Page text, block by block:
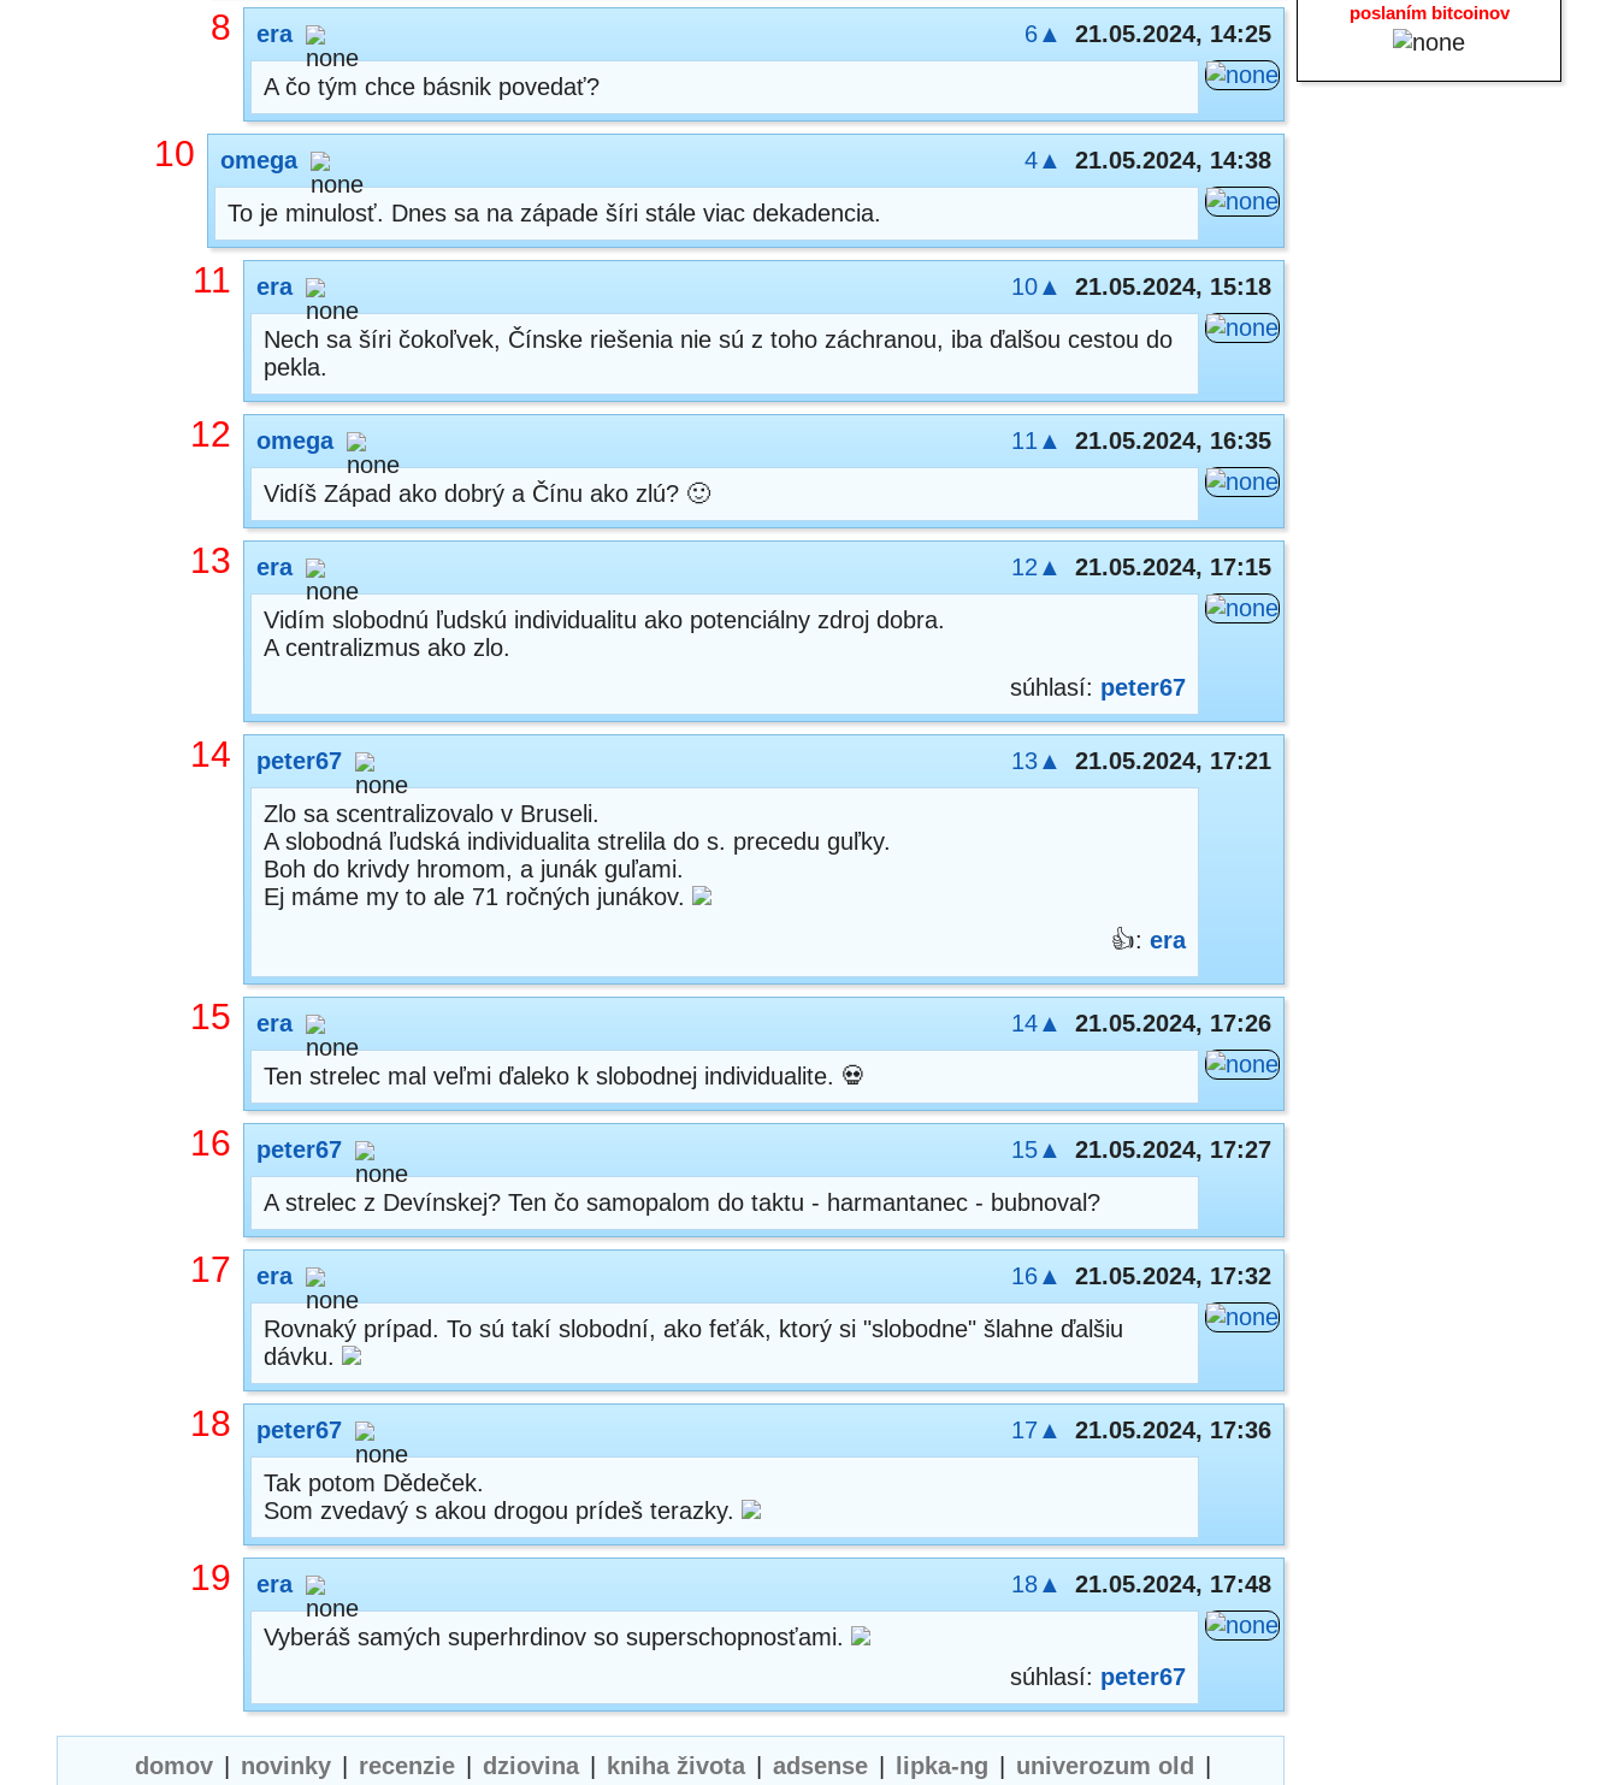
8 era 6▲
21.05.2024, 14:25
A čo tým chce básnik povedať?
10 omega 4▲
21.05.2024, 14:38
To je minulosť. Dnes sa na západe šíri stále viac dekadencia.
11 era 10▲
21.05.2024, 15:18
Nech sa šíri čokoľvek, Čínske riešenia nie sú z toho záchranou, iba ďalšou cestou do
pekla.
12 omega 11▲
21.05.2024, 16:35
Vidíš Západ ako dobrý a Čínu ako zlú? 🙂
13 era 12▲
21.05.2024, 17:15
Vidím slobodnú ľudskú individualitu ako potenciálny zdroj dobra.
A centralizmus ako zlo.
súhlasí: peter67
14 peter67 13▲
21.05.2024, 17:21
Zlo sa scentralizovalo v Bruseli.
A slobodná ľudská individualita strelila do s. precedu guľky.
Boh do krivdy hromom, a junák guľami.
Ej máme my to ale 71 ročných junákov.
👍: era
15 era 14▲
21.05.2024, 17:26
Ten strelec mal veľmi ďaleko k slobodnej individualite. 💀
16 peter67 15▲
21.05.2024, 17:27
A strelec z Devínskej? Ten čo samopalom do taktu - harmantanec - bubnoval?
17 era 16▲
21.05.2024, 17:32
Rovnaký prípad. To sú takí slobodní, ako feťák, ktorý si "slobodne" šlahne ďalšiu
dávku.
18 peter67 17▲
21.05.2024, 17:36
Tak potom Dědeček.
Som zvedavý s akou drogou prídeš terazky.
19 era 18▲
21.05.2024, 17:48
Vyberáš samých superhrdinov so superschopnosťami.
súhlasí: peter67
domov novinky recenzie dziovina kniha života adsense lipka-ng univerozum old
poslaním bitcoinov